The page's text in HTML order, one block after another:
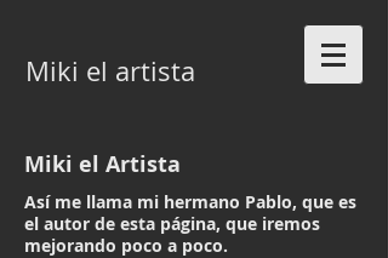
Miki el artista
Miki el Artista
Así me llama mi hermano Pablo, que es
el autor de esta página, que iremos
mejorando poco a poco.